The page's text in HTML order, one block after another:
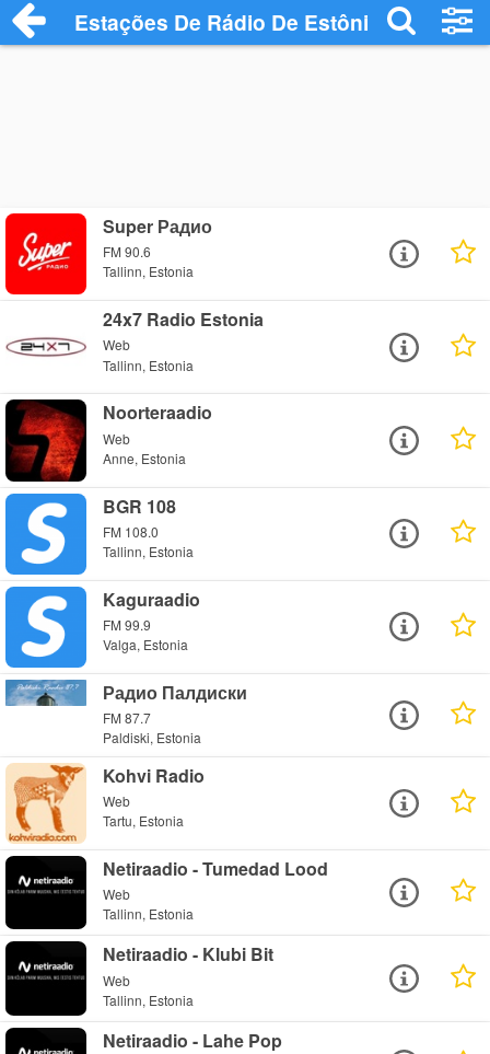
Estações De Rádio De Estônia
Super Радио
FM 90.6
Tallinn, Estonia
24x7 Radio Estonia
Web
Tallinn, Estonia
Noorteraadio
Web
Anne, Estonia
BGR 108
FM 108.0
Tallinn, Estonia
Kaguraadio
FM 99.9
Valga, Estonia
Радио Палдиски
FM 87.7
Paldiski, Estonia
Kohvi Radio
Web
Tartu, Estonia
Netiraadio - Tumedad Lood
Web
Tallinn, Estonia
Netiraadio - Klubi Bit
Web
Tallinn, Estonia
Netiraadio - Lahe Pop